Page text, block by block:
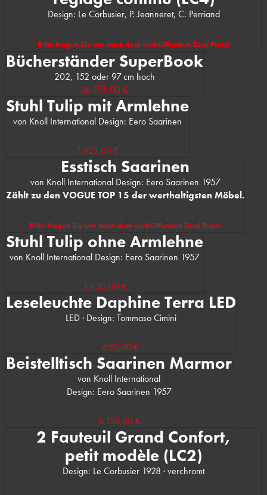
Design: Le Corbusier, P. Jeanneret, C. Perriand
Bitte fragen Sie uns nach dem verblüffenden Deal Preis!
Bücherständer SuperBook
202, 152 oder 97 cm hoch
ab 175,00 €
Stuhl Tulip mit Armlehne
von Knoll International Design: Eero Saarinen
1.825,00 €
Esstisch Saarinen
von Knoll International Design: Eero Saarinen 1957
Zählt zu den VOGUE TOP 15 der werthaltigsten Möbel.
Bitte fragen Sie uns nach dem verblüffenden Deal Preis!
Stuhl Tulip ohne Armlehne
von Knoll International Design: Eero Saarinen 1957
1.450,00 €
Leseleuchte Daphine Terra LED
LED · Design: Tommaso Cimini
650,00 €
Beistelltisch Saarinen Marmor
von Knoll International
Design: Eero Saarinen 1957
1.150,00 €
2 Fauteuil Grand Confort,
petit modèle (LC2)
Design: Le Corbusier 1928 · verchromt